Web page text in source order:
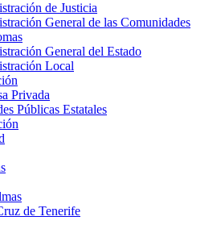
de Justicia
General de las Comunidades
General del Estado
Local
Privada
Públicas Estatales
de Tenerife